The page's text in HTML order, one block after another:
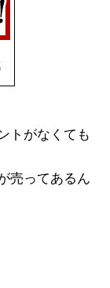
トがなくても
売ってあるん